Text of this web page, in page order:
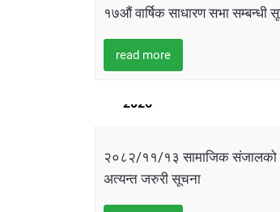
१७औं वार्षिक साधारण सभा सम्बन्धी
read more
25
2026
२०८२/११/१३ सामाजिक संजालको
अत्यन्त जरुरी सूचना